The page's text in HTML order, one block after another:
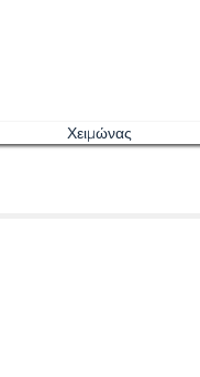
Χειμώνας